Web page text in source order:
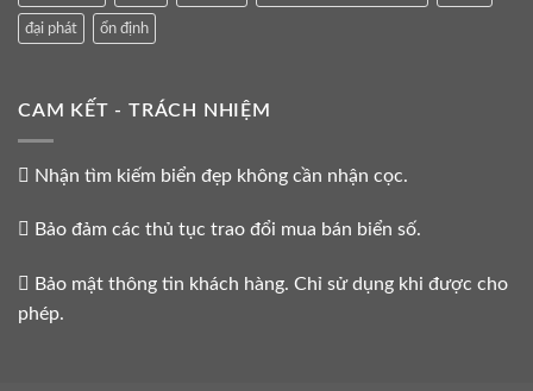
đại phát ổn định
CAM KẾT - TRÁCH NHIỆM
Nhận tìm kiếm biển đẹp không cần nhận cọc.
Bảo đảm các thủ tục trao đổi mua bán biển số.
Bảo mật thông tin khách hàng. Chỉ sử dụng khi được cho
phép.